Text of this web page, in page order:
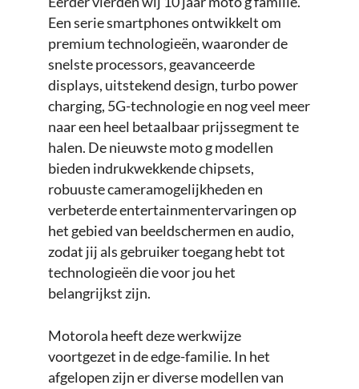
Een serie smartphones ontwikkelt om
premium technologieën, waaronder de
snelste processors, geavanceerde
displays, uitstekend design, turbo power
charging, 5G-technologie en nog veel meer
naar een heel betaalbaar prijssegment te
halen. De nieuwste moto g modellen
bieden indrukwekkende chipsets,
robuuste cameramogelijkheden en
verbeterde entertainmentervaringen op
het gebied van beeldschermen en audio,
zodat jij als gebruiker toegang hebt tot
technologieën die voor jou het
belangrijkst zijn.
Motorola heeft deze werkwijze
voortgezet in de edge-familie. In het
afgelopen zijn er diverse modellen van